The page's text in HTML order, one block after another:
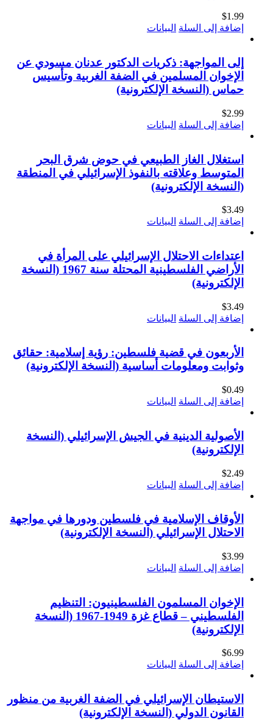
$1.99
إضافة إلى السلة البيانات
إلى المواجهة: ذكريات الدكتور عدنان مسودي عن
الإخوان المسلمين في الضفة الغربية وتأسيس
حماس (النسخة الإلكترونية)
$2.99
إضافة إلى السلة البيانات
استغلال الغاز الطبيعي في حوض شرق البحر
المتوسط وعلاقته بالنفوذ الإسرائيلي في المنطقة
(النسخة الإلكترونية)
$3.49
إضافة إلى السلة البيانات
اعتداءات الاحتلال الإسرائيلي على المرأة في
الأراضي الفلسطينية المحتلة سنة 1967 (النسخة
الإلكترونية)
$3.49
إضافة إلى السلة البيانات
الأربعون في قضية فلسطين: رؤية إسلامية: حقائق
وثوابت ومعلومات أساسية (النسخة الإلكترونية)
$0.49
إضافة إلى السلة البيانات
الأصولية الدينية في الجيش الإسرائيلي (النسخة
الإلكترونية)
$2.49
إضافة إلى السلة البيانات
الأوقاف الإسلامية في فلسطين ودورها في مواجهة
الاحتلال الإسرائيلي (النسخة الإلكترونية)
$3.99
إضافة إلى السلة البيانات
الإخوان المسلمون الفلسطينيون: التنظيم
الفلسطيني – قطاع غزة 1949-1967 (النسخة
الإلكترونية)
$6.99
إضافة إلى السلة البيانات
الاستيطان الإسرائيلي في الضفة الغربية من منظور
القانون الدولي (النسخة الإلكترونية)